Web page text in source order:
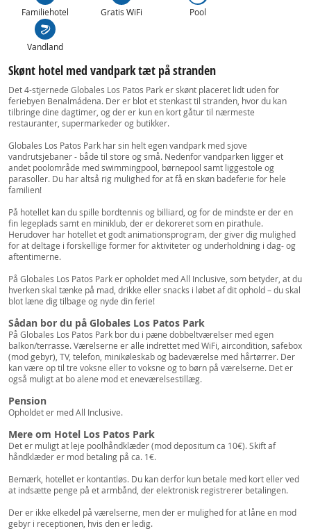
Familiehotel Gratis WiFi Pool
Vandland
Skønt hotel med vandpark tæt på stranden
Det 4-stjernede Globales Los Patos Park er skønt placeret lidt uden for
feriebyen Benalmádena. Der er blot et stenkast til stranden, hvor du kan
tilbringe dine dagtimer, og der er kun en kort gåtur til nærmeste
restauranter, supermarkeder og butikker.
Globales Los Patos Park har sin helt egen vandpark med sjove
vandrutsjebaner - både til store og små. Nedenfor vandparken ligger et
andet poolområde med swimmingpool, børnepool samt liggestole og
parasoller. Du har altså rig mulighed for at få en skøn badeferie for hele
familien!
På hotellet kan du spille bordtennis og billiard, og for de mindste er der en
fin legeplads samt en miniklub, der er dekoreret som en pirathule.
Herudover har hotellet et godt animationsprogram, der giver dig mulighed
for at deltage i forskellige former for aktiviteter og underholdning i dag- og
aftentimerne.
På Globales Los Patos Park er opholdet med All Inclusive, som betyder, at du
hverken skal tænke på mad, drikke eller snacks i løbet af dit ophold – du skal
blot læne dig tilbage og nyde din ferie!
Sådan bor du på Globales Los Patos Park
På Globales Los Patos Park bor du i pæne dobbeltværelser med egen
balkon/terrasse. Værelserne er alle indrettet med WiFi, aircondition, safebox
(mod gebyr), TV, telefon, minikøleskab og badeværelse med hårtørrer. Der
kan være op til tre voksne eller to voksne og to børn på værelserne. Det er
også muligt at bo alene mod et eneværelsestillæg.
Pension
Opholdet er med All Inclusive.
Mere om Hotel Los Patos Park
Det er muligt at leje poolhåndklæder (mod depositum ca 10€). Skift af
håndklæder er mod betaling på ca. 1€.
Bemærk, hotellet er kontantløs. Du kan derfor kun betale med kort eller ved
at indsætte penge på et armbånd, der elektronisk registrerer betalingen.
Der er ikke elkedel på værelserne, men der er mulighed for at låne en mod
gebyr i receptionen, hvis den er ledig.